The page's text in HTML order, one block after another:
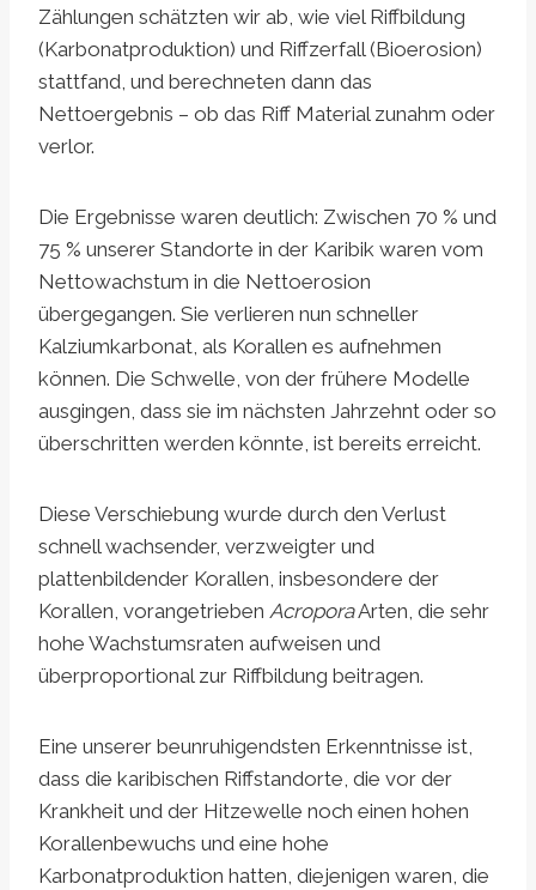
Zählungen schätzten wir ab, wie viel Riffbildung
(Karbonatproduktion) und Riffzerfall (Bioerosion)
stattfand, und berechneten dann das
Nettoergebnis – ob das Riff Material zunahm oder
verlor.
Die Ergebnisse waren deutlich: Zwischen 70 % und
75 % unserer Standorte in der Karibik waren vom
Nettowachstum in die Nettoerosion
übergegangen. Sie verlieren nun schneller
Kalziumkarbonat, als Korallen es aufnehmen
können. Die Schwelle, von der frühere Modelle
ausgingen, dass sie im nächsten Jahrzehnt oder so
überschritten werden könnte, ist bereits erreicht.
Diese Verschiebung wurde durch den Verlust
schnell wachsender, verzweigter und
plattenbildender Korallen, insbesondere der
Korallen, vorangetrieben AcroporaArten, die sehr
hohe Wachstumsraten aufweisen und
überproportional zur Riffbildung beitragen.
Eine unserer beunruhigendsten Erkenntnisse ist,
dass die karibischen Riffstandorte, die vor der
Krankheit und der Hitzewelle noch einen hohen
Korallenbewuchs und eine hohe
Karbonatproduktion hatten, diejenigen waren, die